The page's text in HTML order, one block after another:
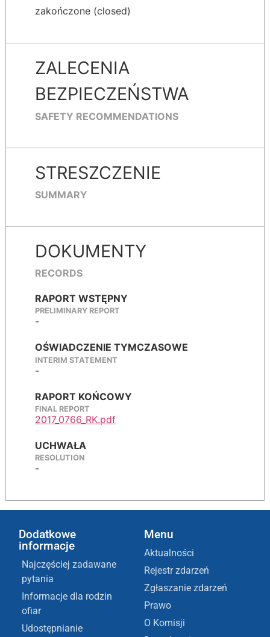
zakończone (closed)
ZALECENIA
BEZPIECZEŃSTWA
SAFETY RECOMMENDATIONS
STRESZCZENIE
SUMMARY
DOKUMENTY
RECORDS
RAPORT WSTĘPNY
PRELIMINARY REPORT
-
OŚWIADCZENIE TYMCZASOWE
INTERIM STATEMENT
-
RAPORT KOŃCOWY
FINAL REPORT
2017_0766_RK.pdf
UCHWAŁA
RESOLUTION
-
Dodatkowe
informacje
Najczęściej zadawane
pytania
Informacje dla rodzin
ofiar
Udostępnianie
Menu
Aktualności
Rejestr zdarzeń
Zgłaszanie zdarzeń
Prawo
O Komisji